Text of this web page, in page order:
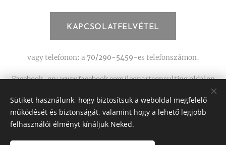
KAPCSOLATFELVÉTEL
vagy telefonon: a 70/290-5459-es telefonszámon,
Facebook-on: www.facebook.com/leonartconsulting oldalon
Sütiket használunk, hogy biztosítsuk a weboldal megfelelő
működését és biztonságát, valamint hogy a lehető legjobb
felhasználói élményt kínáljuk Neked.